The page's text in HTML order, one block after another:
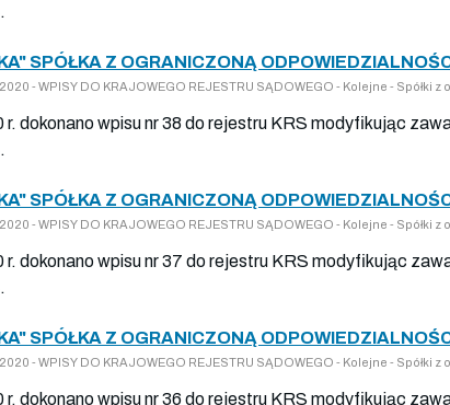
SPÓŁKA Z OGRANICZONĄ
- WPISY DO KRAJOWEGO REJESTRU SĄDOWEGO - Kolejne - Spółki
r. dokonano wpisu nr 38 do rejestru KRS modyfikując
SPÓŁKA Z OGRANICZONĄ
- WPISY DO KRAJOWEGO REJESTRU SĄDOWEGO - Kolejne - Spółki
r. dokonano wpisu nr 37 do rejestru KRS modyfikując
SPÓŁKA Z OGRANICZONĄ
- WPISY DO KRAJOWEGO REJESTRU SĄDOWEGO - Kolejne - Spółki
r. dokonano wpisu nr 36 do rejestru KRS modyfikując